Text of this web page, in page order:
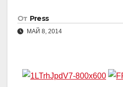
От Press
МАЙ 8, 2014